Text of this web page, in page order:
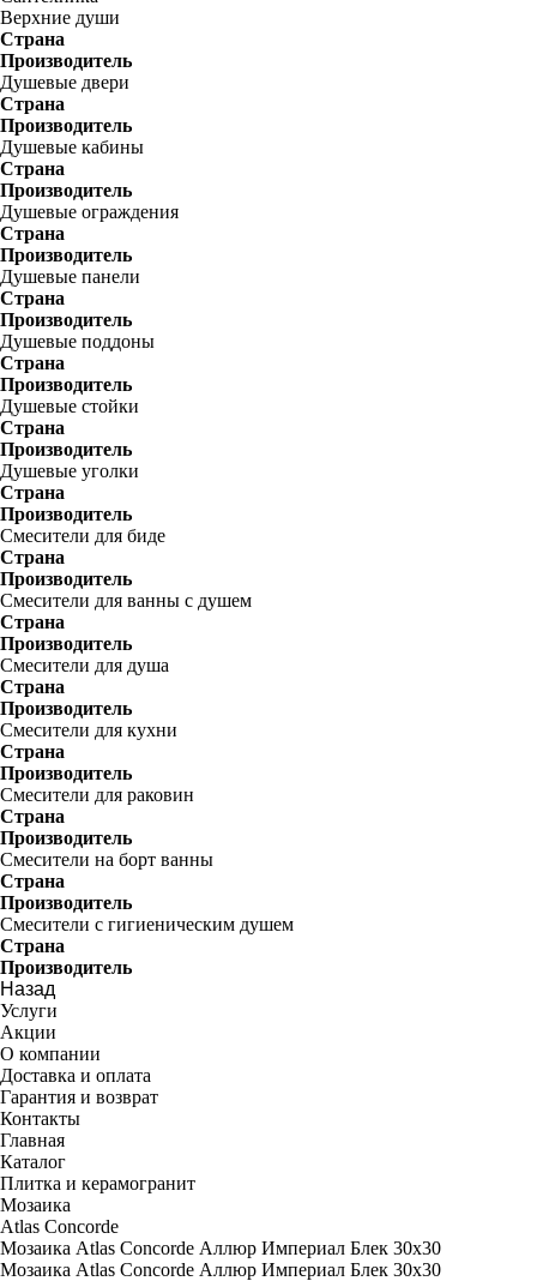
Верхние души
Страна
Производитель
Душевые двери
Страна
Производитель
Душевые кабины
Страна
Производитель
Душевые ограждения
Страна
Производитель
Душевые панели
Страна
Производитель
Душевые поддоны
Страна
Производитель
Душевые стойки
Страна
Производитель
Душевые уголки
Страна
Производитель
Смесители для биде
Страна
Производитель
Смесители для ванны с душем
Страна
Производитель
Смесители для душа
Страна
Производитель
Смесители для кухни
Страна
Производитель
Смесители для раковин
Страна
Производитель
Смесители на борт ванны
Страна
Производитель
Смесители с гигиеническим душем
Страна
Производитель
Назад
Услуги
Акции
О компании
Доставка и оплата
Гарантия и возврат
Контакты
Главная
Каталог
Плитка и керамогранит
Мозаика
Atlas Concorde
Мозаика Atlas Concorde Аллюр Империал Блек 30х30
Мозаика Atlas Concorde Аллюр Империал Блек 30х30